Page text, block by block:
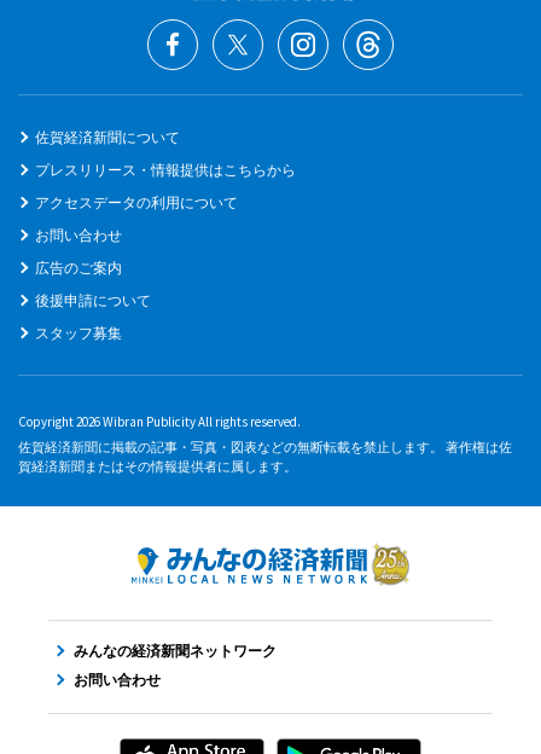
佐賀経済新聞について
プレスリリース・情報提供はこちらから
アクセスデータの利用について
お問い合わせ
広告のご案内
後援申請について
スタッフ募集
Copyright 2026 Wibran Publicity All rights reserved.
佐賀経済新聞に掲載の記事・写真・図表などの無断転載を禁止します。 著作権は佐
賀経済新聞またはその情報提供者に属します。
みんなの経済新聞ネットワーク
お問い合わせ